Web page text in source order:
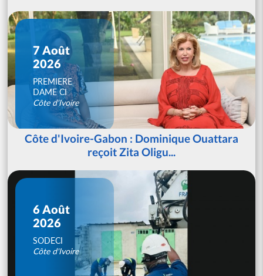
7 Août
2026
PREMIERE
DAME CI
Côte d'Ivoire
Côte d'Ivoire-Gabon : Dominique Ouattara
reçoit Zita Oligu...
6 Août
2026
SODECI
Côte d'Ivoire